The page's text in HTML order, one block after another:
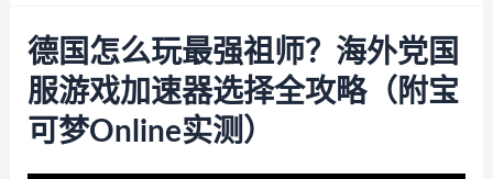
德国怎么玩最强祖师？海外党国
服游戏加速器选择全攻略（附宝
可梦Online实测）